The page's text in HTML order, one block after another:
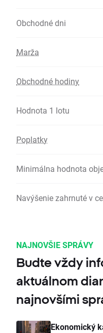
Obchodné dni
Marža
Obchodné hodiny
Hodnota 1 lotu
Poplatky
Minimálna hodnota
Navýšenie zahrnuté v
NAJNOVŠIE SPRÁVY
Budte vždy
aktuálnom
najnovšími
Ekonomický